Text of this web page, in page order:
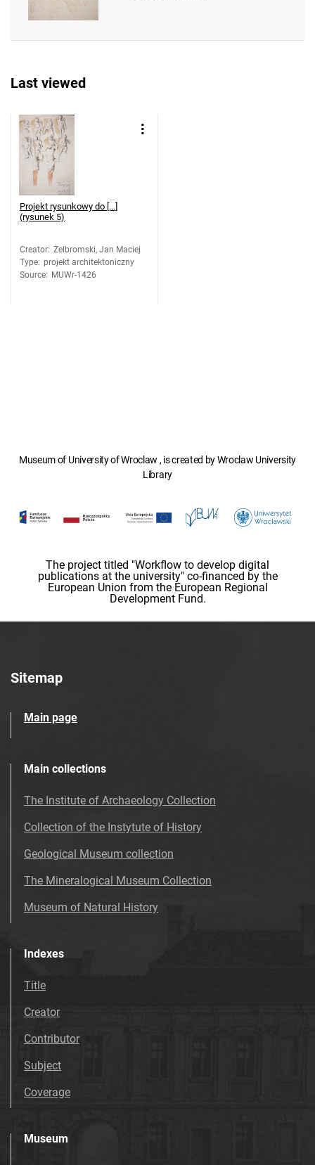
Last viewed
Projekt rysunkowy do [...]
(rysunek 5)
Creator: Żelbromski, Jan Maciej
Type: projekt architektoniczny
Source: MUWr-1426
Museum of University of Wroclaw , is created by Wroclaw University
Library
The project titled "Workflow to develop digital
publications at the university" co-financed by the
European Union from the European Regional
Development Fund.
Sitemap
Main page
Main collections
The Institute of Archaeology Collection
Collection of the Instytute of History
Geological Museum collection
The Mineralogical Museum Collection
Museum of Natural History
Indexes
Title
Creator
Contributor
Subject
Coverage
Museum